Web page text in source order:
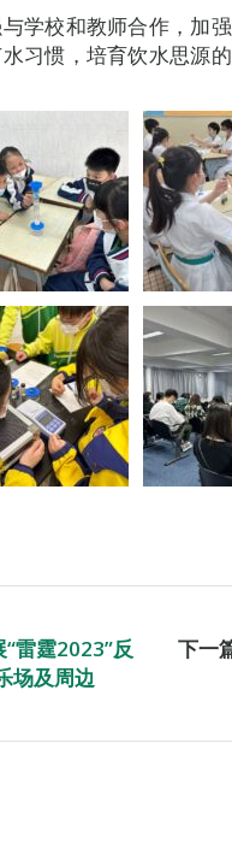
与学校和教师合作，加
习惯，培育饮水思源
雷霆2023”反
场及周边
下一